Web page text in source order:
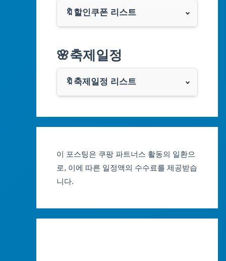
대구광역시
인천광역시
광주광역시
세종특별자치시
강원도
🔖할인쿠폰 리스트
쿠팡
클룩
🌸축제일정
🔖축제일정 리스트
대구축제 일정
광주축제 일정
이 포스팅은 쿠팡 파트너스 활동의 일환으
로, 이에 따른 일정액의 수수료를 제공받습
니다.